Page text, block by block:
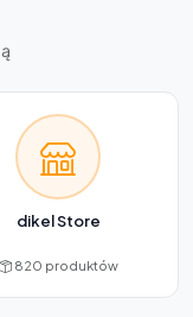
dikel Store
820 produktów